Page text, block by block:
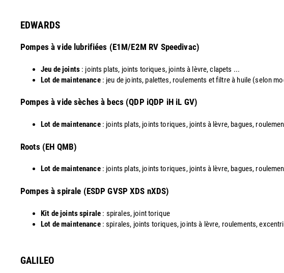
EDWARDS
Pompes à vide lubrifiées (E1M/E2M RV Speedivac)
Jeu de joints: joints plats, joints toriques, joints à lèvre, clapets ...
Lot de maintenance: jeu de joints, palettes, roulements et filtre à huile (selon
​Pompes à vide sèches à becs (QDP iQDP iH iL GV)
Lot de maintenance: joints plats, joints toriques, joints à lèvre, bagues,
Roots (EH QMB)
Lot de maintenance : joints plats, joints toriques, joints à lèvre, bagues,
​Pompes à spirale (ESDP GVSP XDS nXDS)
Kit de joints spirale : spirales, joint torique
Lot de maintenance: spirales, joints toriques, joints à lèvre, roulements,
GALILEO